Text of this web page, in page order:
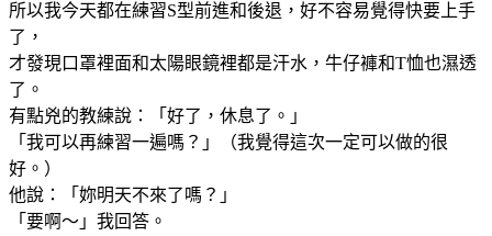
所以我今天都在練習S型前進和後退，好不容易覺得快要上手
了，
才發現口罩裡面和太陽眼鏡裡都是汗水，牛仔褲和T恤也濕透
了。
有點兇的教練說：「好了，休息了。」
「我可以再練習一遍嗎？」（我覺得這次一定可以做的很
好。）
他說：「妳明天不來了嗎？」
「要啊～」我回答。